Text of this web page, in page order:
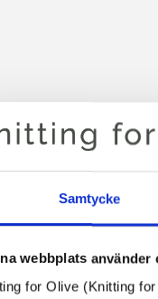
Samtycke
webbplats använder
for Olive (Knitting